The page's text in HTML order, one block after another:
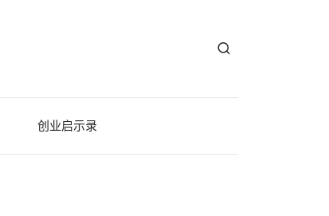
创业启示录